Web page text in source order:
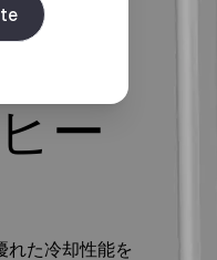
ー
れた冷却性能を